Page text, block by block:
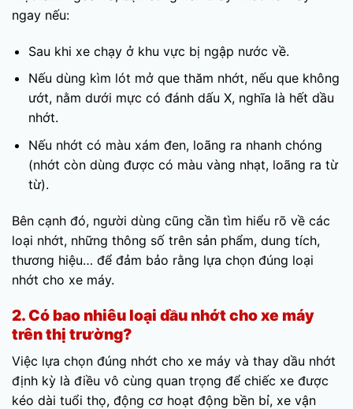
ngay nếu:
Sau khi xe chạy ở khu vực bị ngập nước về.
Nếu dùng kìm lót mở que thăm nhớt, nếu que không
ướt, nằm dưới mực có đánh dấu X, nghĩa là hết dầu
nhớt.
Nếu nhớt có màu xám đen, loãng ra nhanh chóng
(nhớt còn dùng được có màu vàng nhạt, loãng ra từ
từ).
Bên cạnh đó, người dùng cũng cần tìm hiểu rõ về các
loại nhớt, những thông số trên sản phẩm, dung tích,
thương hiệu… để đảm bảo rằng lựa chọn đúng loại
nhớt cho xe máy.
2. Có bao nhiêu loại dầu nhớt cho xe máy
trên thị trường?
Việc lựa chọn đúng nhớt cho xe máy và thay dầu nhớt
định kỳ là điều vô cùng quan trọng để chiếc xe được
kéo dài tuổi thọ, động cơ hoạt động bền bỉ, xe vận